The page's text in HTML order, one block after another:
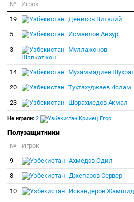
№ Игрок
19
Денисов Виталий
5 Исмаилов Анзур
3
Муллажонов
Шавкатжон
14 Мухаммадиев Шухрат
20 Тухтахуджаев Ислам
23 Шорахмедов Акмал
Не играли: 2 Кримец Егор
Полузащитники
№ Игрок
9
Ахмедов Одил
8 Джепаров Сервер
10 Искандеров Жамшид